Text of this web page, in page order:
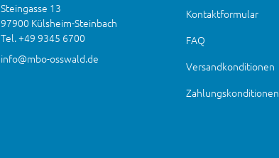
Steingasse 13
97900 Külsheim-Steinbach
Tel. +49 9345 6700
info@mbo-osswald.de
Kontaktformular
FAQ
Versandkonditionen
Zahlungskonditionen